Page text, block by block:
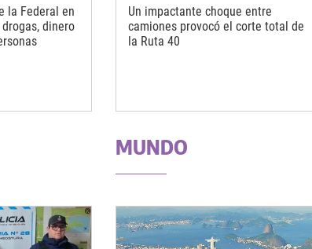
la Federal en
dinero
Un impactante choque entre
camiones provocó el corte total de
la Ruta 40
MUNDO